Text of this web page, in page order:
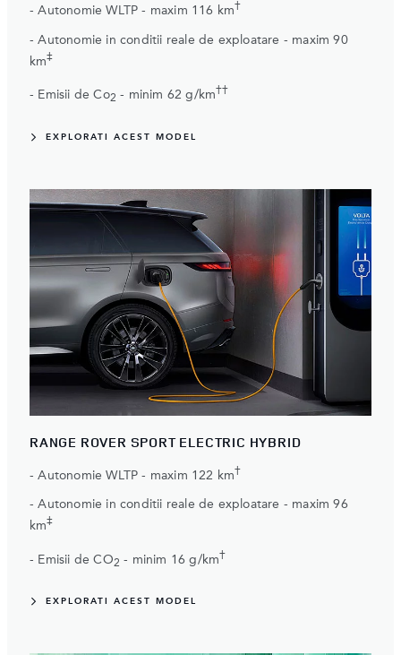
- Autonomie WLTP - maxim 116 km†
- Autonomie in conditii reale de exploatare - maxim 90
km‡
- Emisii de Co2 - minim 62 g/km††
EXPLORATI ACEST MODEL
RANGE ROVER SPORT ELECTRIC HYBRID
- Autonomie WLTP - maxim 122 km†
- Autonomie in conditii reale de exploatare - maxim 96
km‡
- Emisii de CO2 - minim 16 g/km†
EXPLORATI ACEST MODEL